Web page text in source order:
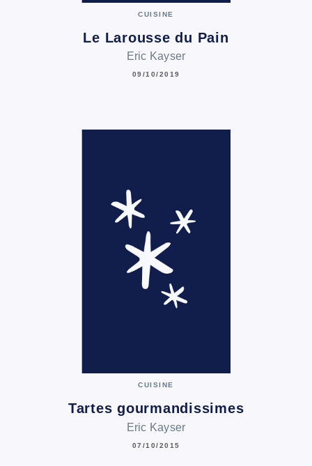
CUISINE
Le Larousse du Pain
Eric Kayser
09/10/2019
CUISINE
Tartes gourmandissimes
Eric Kayser
07/10/2015